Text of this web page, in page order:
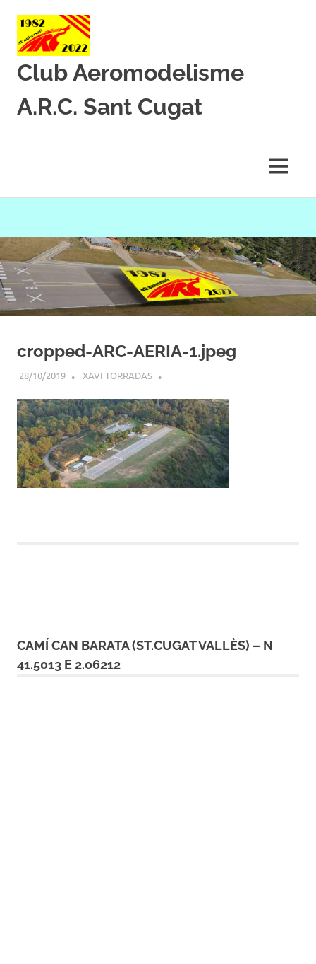
Skip
to
content
Club Aeromodelisme
A.R.C. Sant Cugat
MENU
cropped-ARC-AERIA-1.jpeg
28/10/2019 XAVI TORRADAS
CAMÍ CAN BARATA (ST.CUGAT VALLÈS) – N
41.5013 E 2.06212